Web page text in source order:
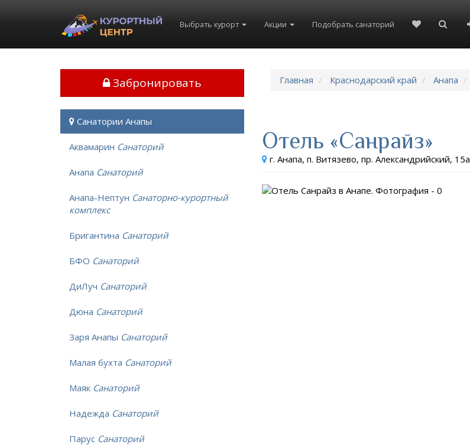
Выбрать курорт Акции Подобрать санаторий
Главная Краснодарский край Анапа
Отель «Санрайз»
г. Анапа, п. Витязево, пр. Александрийский, 15а
Забронировать
Санатории Анапы
Аквамарин Санаторий
Анапа Санаторий
Анапа-Нептун Санаторно-курортный
комплекс
Бригантина Санаторий
БФО Санаторий
ДиЛуч Санаторий
Дюна Санаторий
Заря Анапы Санаторий
Малая бухта Санаторий
Маяк Санаторий
Надежда Санаторий
Парус Санаторий